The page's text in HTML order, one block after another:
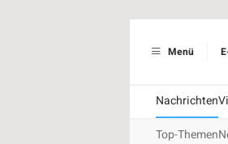
Menü
Nachrichten
Top-Themen